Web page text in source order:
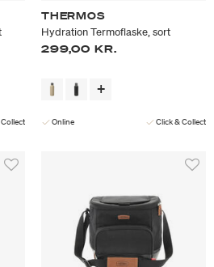
THERMOS
Hydration Termoflaske, sort
299,00 KR.
Online Click & Collect